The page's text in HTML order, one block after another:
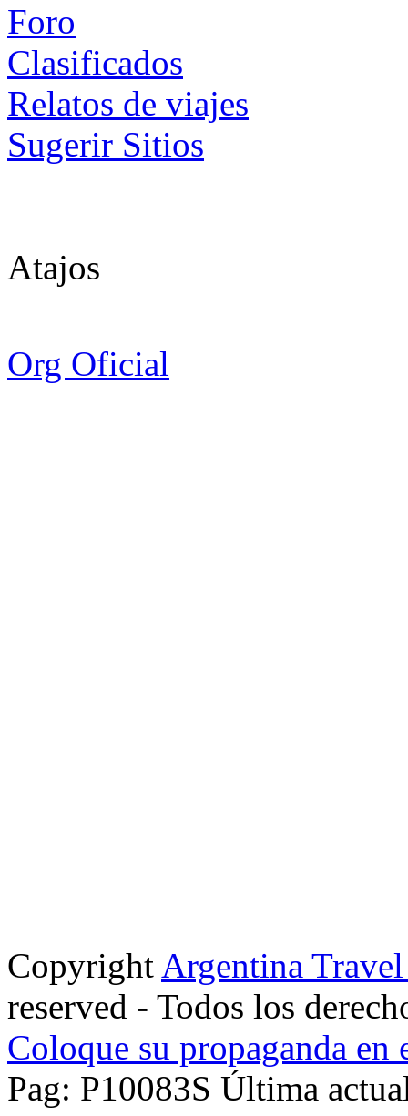
Foro
Clasificados
Relatos de viajes
Sugerir Sitios
Atajos
Org Oficial
Copyright Argentina
reserved - Todos los
Coloque su propaganda en
Pag: P10083S Última